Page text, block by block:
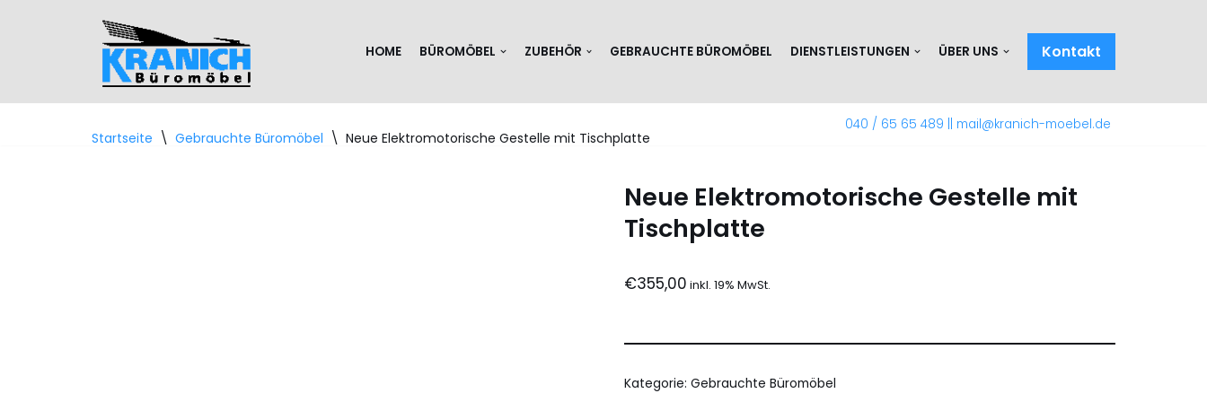
springen
HOME BÜROMÖBEL ZUBEHÖR GEBRAUCHTE BÜROMÖBEL DIENSTLEISTUNGEN ÜBER UNS Kontakt
040 / 65 65 489 mail@kranich-moebel.de
Startseite \ Gebrauchte Büromöbel \ Neue Elektromotorische Gestelle mit Tischplatte
Neue Elektromotorische Gestelle mit
Tischplatte
€355,00
Kategorie: Gebrauchte Büromöbel